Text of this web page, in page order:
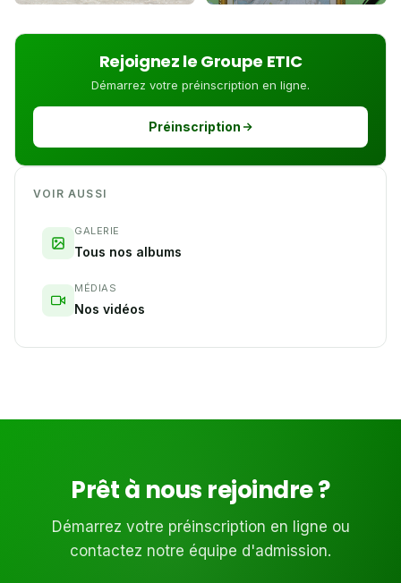
Rejoignez le Groupe ETIC
Démarrez votre préinscription en ligne.
Préinscription
VOIR AUSSI
GALERIE
Tous nos albums
MÉDIAS
Nos vidéos
Prêt à nous rejoindre ?
Démarrez votre préinscription en ligne ou
contactez notre équipe d'admission.